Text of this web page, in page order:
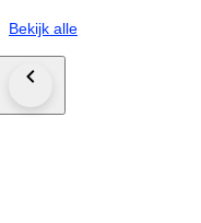
Bekijk alle